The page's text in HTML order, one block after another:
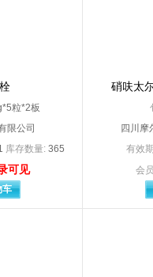
制药有限公司
健有限公司广州分公司
山制药有限公司
医疗科技有限公司
药股份有限公司
信生物科技有限公司
药有限公司
药股份有限公司
粒*2板
限公司
库存数量: 365
可见
车
硝呋太
四川摩
有效
会